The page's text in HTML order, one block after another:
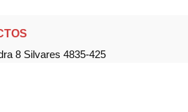
8 Silvares 4835-425